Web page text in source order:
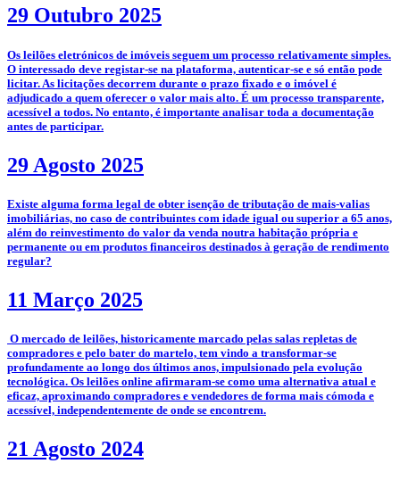
29 Outubro 2025
­­Os leilões eletrónicos de imóveis seguem um processo relativamente simples.
O interessado deve registar-se na plataforma, autenticar-se e só então pode
licitar. As licitações decorrem durante o prazo fixado e o imóvel é
adjudicado a quem oferecer o valor mais alto. É um processo transparente,
acessível a todos. No entanto, é importante analisar toda a documentação
antes de participar.
29 Agosto 2025
­Existe alguma forma legal de obter isenção de tributação de mais-valias
imobiliárias, no caso de contribuintes com idade igual ou superior a 65 anos,
além do reinvestimento do valor da venda noutra habitação própria e
permanente ou em produtos financeiros destinados à geração de rendimento
regular?
11 Março 2025
­­­­ O mercado de leilões, historicamente marcado pelas salas repletas de
compradores e pelo bater do martelo, tem vindo a transformar-se
profundamente ao longo dos últimos anos, impulsionado pela evolução
tecnológica. Os leilões online afirmaram-se como uma alternativa atual e
eficaz, aproximando compradores e vendedores de forma mais cómoda e
acessível, independentemente de onde se encontrem.
21 Agosto 2024